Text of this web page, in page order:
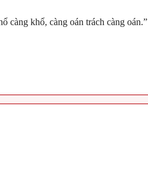
càng khổ, càng oán trách càng oán.”